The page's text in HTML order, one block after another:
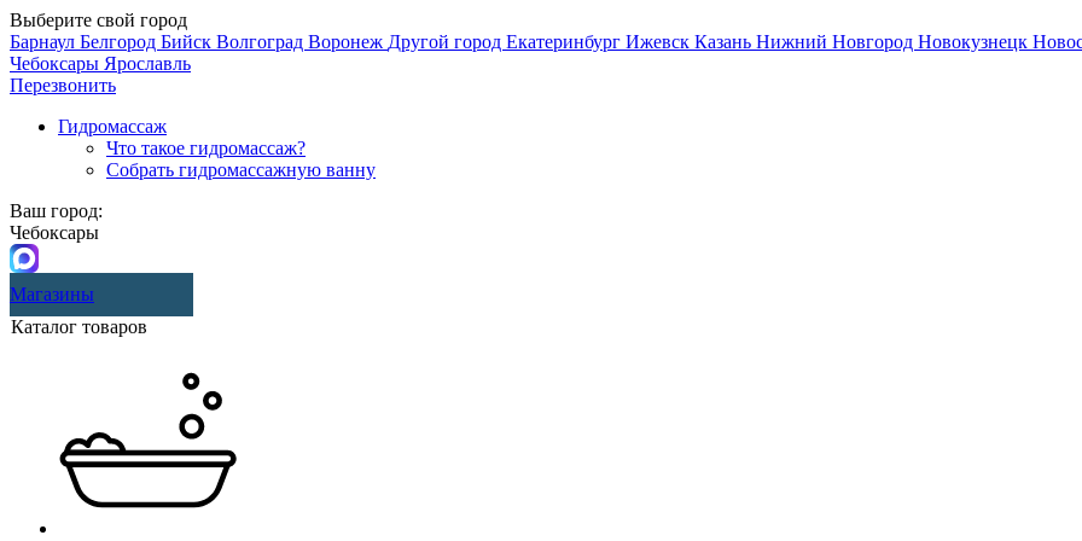
Выберите свой город
Барнаул Белгород Бийск Волгоград Воронеж Другой город Екатеринбург Ижевск Казань Нижний Новгород Новокузнецк
Чебоксары Ярославль
Перезвонить
Гидромассаж
Что такое гидромассаж?
Собрать гидромассажную ванну
Ваш город:
Чебоксары
Магазины
Каталог товаров